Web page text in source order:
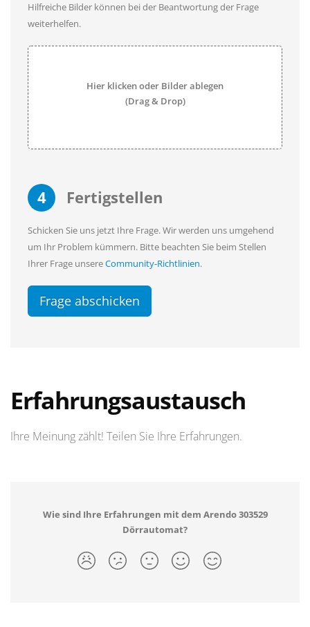
Hilfreiche Bilder können bei der Beantwortung der Frage
weiterhelfen.
Hier klicken oder Bilder ablegen
(Drag & Drop)
4 Fertigstellen
Schicken Sie uns jetzt Ihre Frage. Wir werden uns umgehend
um Ihr Problem kümmern. Bitte beachten Sie beim Stellen
Ihrer Frage unsereCommunity-Richtlinien.
Frage abschicken
Erfahrungsaustausch
Ihre Meinung zählt! Teilen Sie Ihre Erfahrungen.
Wie sind Ihre Erfahrungen mit dem Arendo 303529
Dörrautomat?